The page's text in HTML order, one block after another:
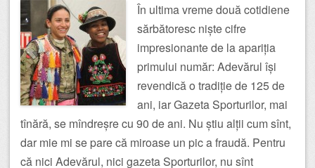
În ultima vreme două cotidiene
sărbătoresc niște cifre
impresionante de la apariția
primului număr: Adevărul își
revendică o tradiție de 125 de
ani, iar Gazeta Sporturilor, mai
tînără, se mîndreșre cu 90 de ani. Nu știu alții cum sînt,
dar mie mi se pare că miroase un pic a fraudă. Pentru
că nici Adevărul, nici gazeta Sporturilor, nu sînt